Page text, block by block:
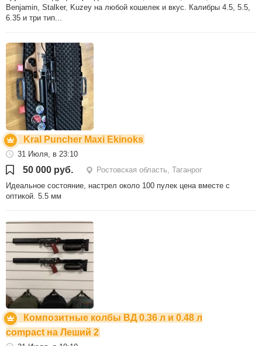
Benjamin, Stalker, Kuzey на любой кошелек и вкус. Калибры 4.5, 5.5,
6.35 и три тип...
Kral Puncher Maxi Ekinoks
31 Июля, в 23:10
50 000 руб.
Ростовская область, Таганрог
Идеальное состояние, настрел около 100 пулек цена вместе с
оптикой. 5.5 мм
Композитные колбы ВД 0.36 л и 0.48 л
compact на Леший 2